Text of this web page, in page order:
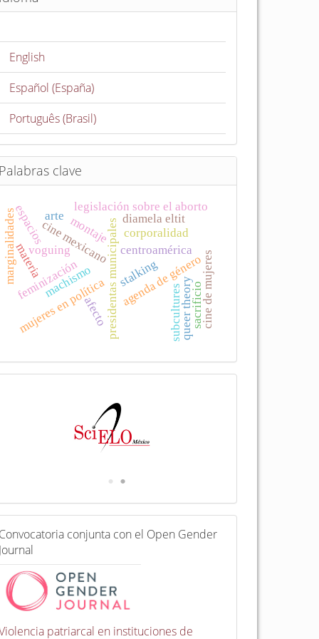
English
Español (España)
Português (Brasil)
Palabras clave
stalking
presidentas municipales
cine mexicano
mujeres en política
legislación sobre el aborto
machismo agenda de género
feminización cine de mujeres
voguing
queer theory
subcultures
afecto
materia
marginalidades centroamérica
espacios corporalidad
diamela eltit
montaje
arte
sacrificio
C
o
Convocatoria conjunta con el Open Gender
Journal
patriarcal en instituciones de